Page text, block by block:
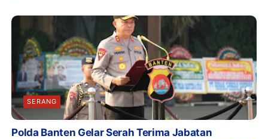
SERANG
Polda Banten Gelar Serah Terima Jabatan